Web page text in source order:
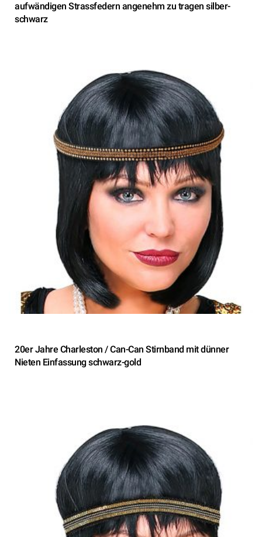
aufwändigen Strassfedern angenehm zu tragen silber-
schwarz
20er Jahre Charleston / Can-Can Stirnband mit dünner
Nieten Einfassung schwarz-gold